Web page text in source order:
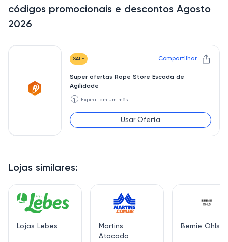
Lojas similares:
Lojas Lebes
Martins
Atacado
Bernie Ohls
códigos promocionais e descontos Agosto
2026
SALE Compartilhar
Super ofertas Rope Store Escada de
Agilidade
🕥 Expira: em um mês
Usar Oferta